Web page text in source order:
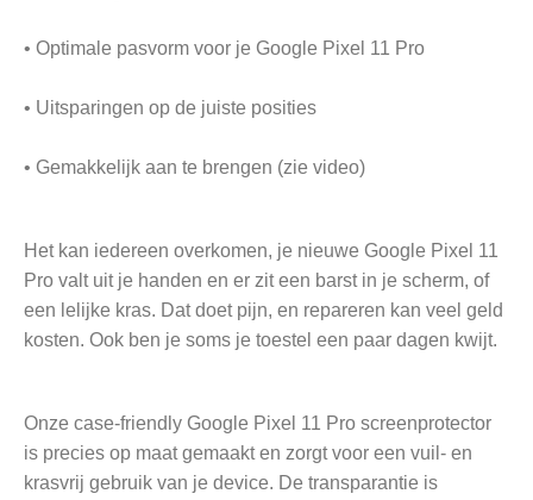
• Optimale pasvorm voor je Google Pixel 11 Pro
• Uitsparingen op de juiste posities
• Gemakkelijk aan te brengen (zie video)
Het kan iedereen overkomen, je nieuwe Google Pixel 11
Pro valt uit je handen en er zit een barst in je scherm, of
een lelijke kras. Dat doet pijn, en repareren kan veel geld
kosten. Ook ben je soms je toestel een paar dagen kwijt.
Onze case-friendly Google Pixel 11 Pro screenprotector
is precies op maat gemaakt en zorgt voor een vuil- en
krasvrij gebruik van je device. De transparantie is